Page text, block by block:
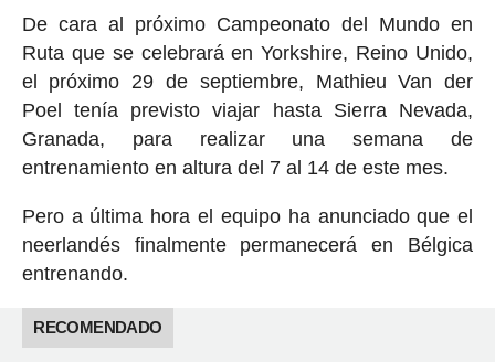
De cara al próximo Campeonato del Mundo en
Ruta que se celebrará en Yorkshire, Reino Unido,
el próximo 29 de septiembre, Mathieu Van der
Poel tenía previsto viajar hasta Sierra Nevada,
Granada, para realizar una semana de
entrenamiento en altura del 7 al 14 de este mes.
Pero a última hora el equipo ha anunciado que el
neerlandés finalmente permanecerá en Bélgica
entrenando.
RECOMENDADO